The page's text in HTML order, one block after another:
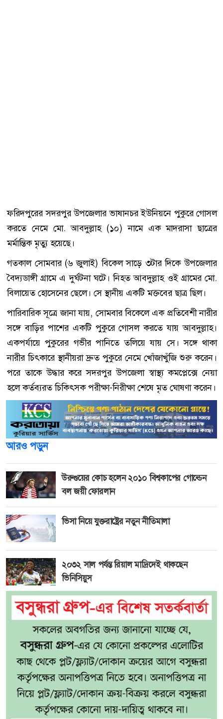
ফরিদপুরের সদরপুর উপজেলার ভাষানচর ইউনিয়নে পুকুরে গোসল
করতে নেমে মো. আবদুল্লাহ (১০) নামে এক মাদরাসা ছাত্রের
মর্মান্তিক মৃত্যু হয়েছে।
গতকাল সোমবার (৬ জুলাই) বিকেল সাড়ে ৩টার দিকে উপজেলার
বৈদ্যডাঙ্গী গ্রামে এ দুর্ঘটনা ঘটে। নিহত আবদুল্লাহ ওই গ্রামের মো.
বিলায়েত হোসেনের ছেলে। সে স্থানীয় একটি মক্তবের ছাত্র ছিল।
পারিবারিক সূত্রে জানা যায়, সোমবার বিকেলে এক প্রতিবেশী নারীর
সঙ্গে বাড়ির পাশের একটি পুকুরে গোসল করতে যায় আবদুল্লাহ।
একপর্যায়ে পুকুরের গভীর পানিতে তলিয়ে যায় সে। সঙ্গে থাকা
নারীর চিৎকারে স্থানীয়রা দ্রুত পুকুরে নেমে খোঁজাখুঁজি শুরু করেন।
পরে তাকে উদ্ধার করে সদরপুর উপজেলা স্বাস্থ্য কমপ্লেক্সে নেয়া
হলে কর্তব্যরত চিকিৎসক পরীক্ষা-নিরীক্ষা শেষে মৃত ঘোষণা করেন।
আরও পড়ুন
উরুগুয়ের কোচ হলেন ২০১০ বিশ্বকাপের গোল্ডেন
বল জয়ী ফোরলান
ভিসা নিয়ে যুক্তরাষ্ট্রের নতুন নীতিমালা
২০৩২ সাল পর্যন্ত রিয়াল মাদ্রিদেই থাকছেন
ভিনিসিয়ুস